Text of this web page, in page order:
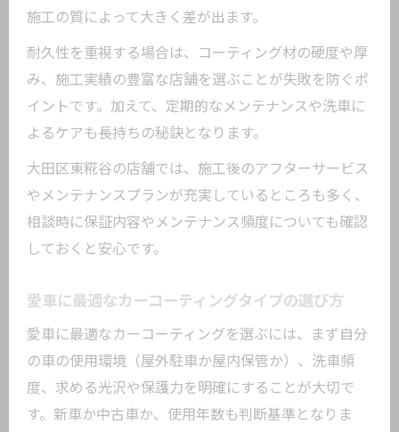
施工の質によって大きく差が出ます。
耐久性を重視する場合は、コーティング材の硬度や厚
み、施工実績の豊富な店舗を選ぶことが失敗を防ぐポ
イントです。加えて、定期的なメンテナンスや洗車に
よるケアも長持ちの秘訣となります。
大田区東糀谷の店舗では、施工後のアフターサービス
やメンテナンスプランが充実しているところも多く、
相談時に保証内容やメンテナンス頻度についても確認
しておくと安心です。
愛車に最適なカーコーティングタイプの選び方
愛車に最適なカーコーティングを選ぶには、まず自分
の車の使用環境（屋外駐車か屋内保管か）、洗車頻
度、求める光沢や保護力を明確にすることが大切で
す。新車か中古車か、使用年数も判断基準となりま